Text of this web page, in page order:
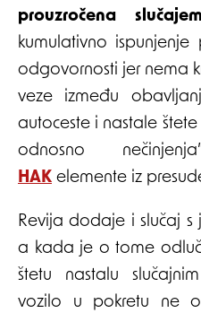
prouzročena slučajem
kumulativno ispunjenje
odgovornosti jer nema
veze između
autoceste i nastale
odnosno
HAK elemente iz
Revija dodaje i slučaj s
a kada je o tome
štetu nastalu
vozilo u pokretu ne